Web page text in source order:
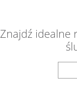
Znajdź idealne